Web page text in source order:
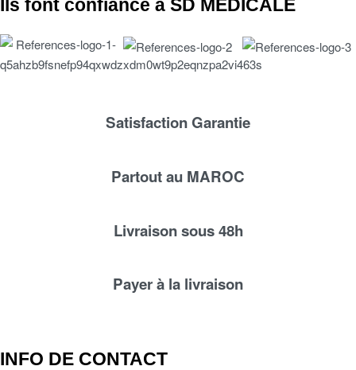
Ils font confiance à SD MEDICALE
Satisfaction Garantie
Partout au MAROC
Livraison sous 48h
Payer à la livraison
INFO DE CONTACT